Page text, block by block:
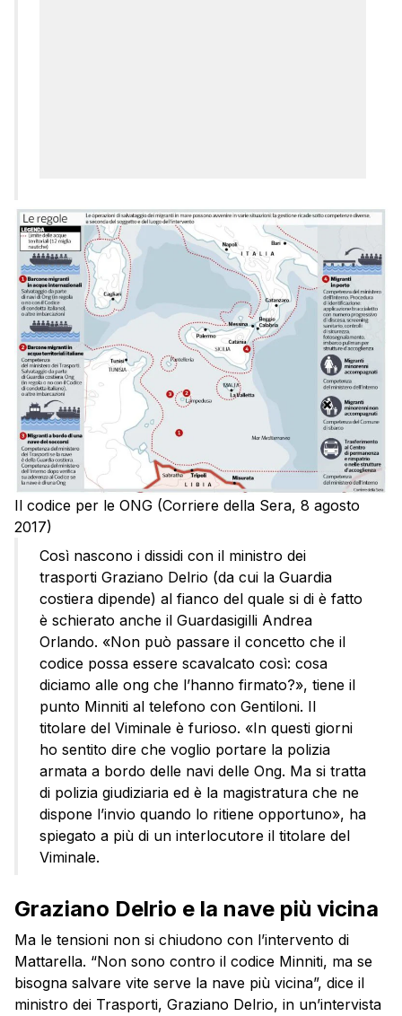
Il codice per le ONG (Corriere della Sera, 8 agosto
2017)
Così nascono i dissidi con il ministro dei
trasporti Graziano Delrio (da cui la Guardia
costiera dipende) al fianco del quale si di è fatto
è schierato anche il Guardasigilli Andrea
Orlando. «Non può passare il concetto che il
codice possa essere scavalcato così: cosa
diciamo alle ong che l’hanno firmato?», tiene il
punto Minniti al telefono con Gentiloni. Il
titolare del Viminale è furioso. «In questi giorni
ho sentito dire che voglio portare la polizia
armata a bordo delle navi delle Ong. Ma si tratta
di polizia giudiziaria ed è la magistratura che ne
dispone l’invio quando lo ritiene opportuno», ha
spiegato a più di un interlocutore il titolare del
Viminale.
Graziano Delrio e la nave più vicina
Ma le tensioni non si chiudono con l’intervento di
Mattarella. “Non sono contro il codice Minniti, ma se
bisogna salvare vite serve la nave più vicina”, dice il
ministro dei Trasporti, Graziano Delrio, in un’intervista